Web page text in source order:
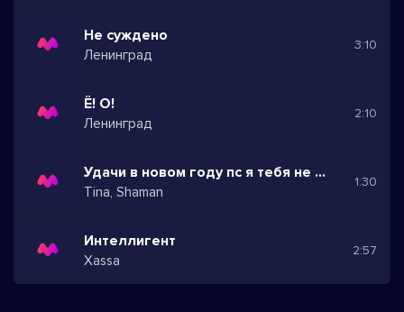
Не суждено
Ленинград
3:10
Ё! О!
Ленинград
2:10
Удачи в новом году пс я тебя не люблю
Tina, Shaman
1:30
Интеллигент
Xassa
2:57